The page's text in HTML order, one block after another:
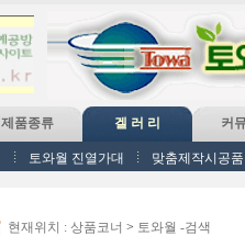
제품종류 겔 러 리 커
토와월 진열가대 맞춤제작시공품
현재위치 : 상품코너 > 토와월 -검색